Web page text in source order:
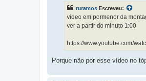
ruramos Escreveu:
video em pormenor da
ver a partir do minuto 1:00
https://www.youtube.com/
Porque não por esse vídeo no